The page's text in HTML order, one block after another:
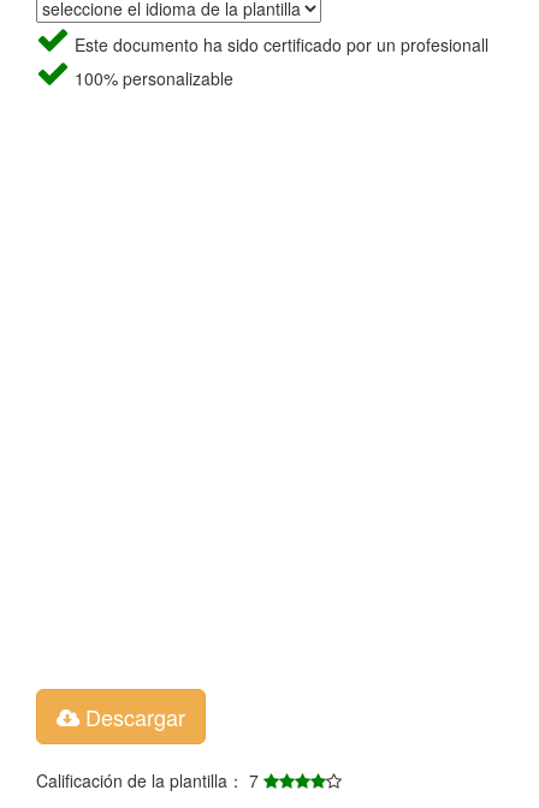
Este documento ha sido certificado por un profesionall
100% personalizable
Descargar
Calificación de la plantilla： 7